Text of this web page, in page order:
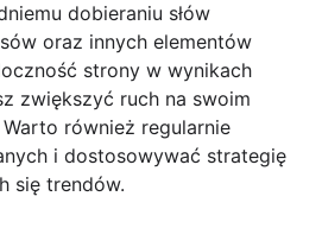
dobieraniu słów
oraz innych elementów
strony w wynikach
zwiększyć ruch na swoim
również regularnie
i dostosowywać strategię
się trendów.